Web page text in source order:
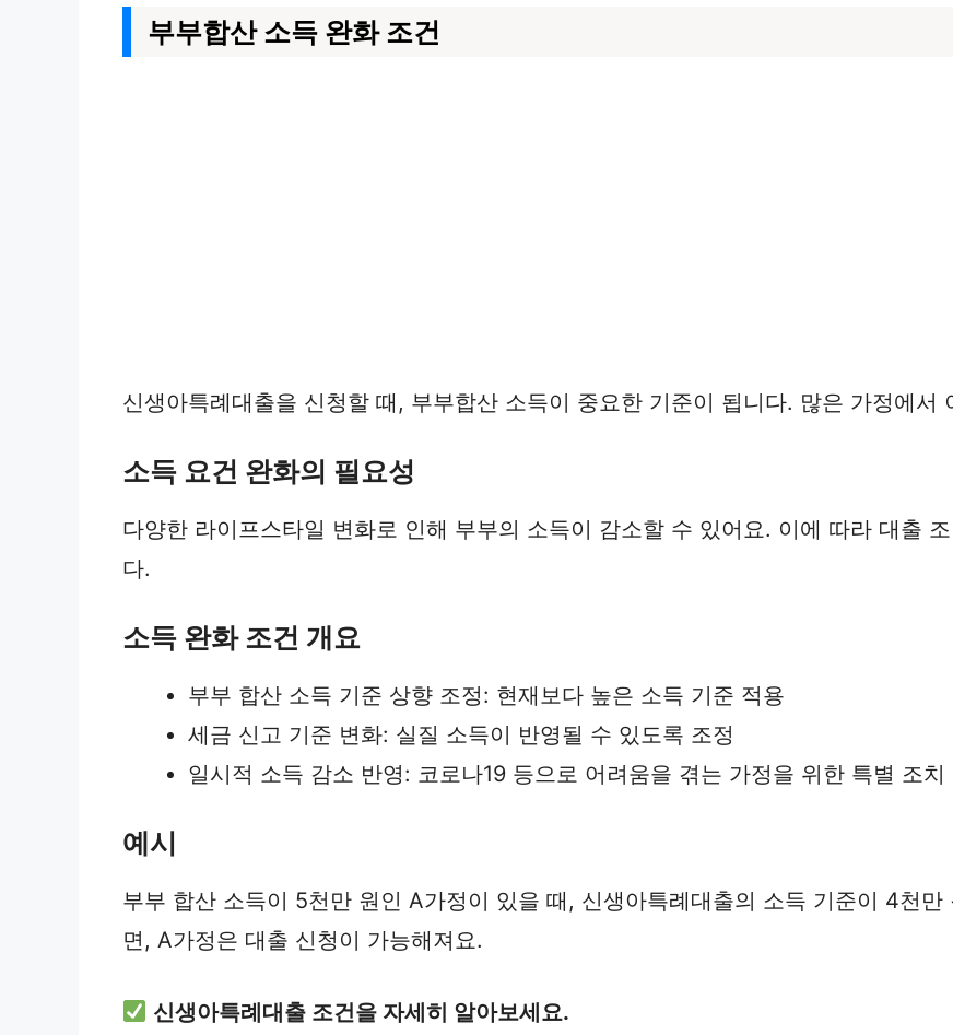
부부합산 소득 완화 조건
신생아특례대출을 신청할 때, 부부합산 소득이 중요한 기준이 됩니다. 많은 가정에서
소득 요건 완화의 필요성
다양한 라이프스타일 변화로 인해 부부의 소득이 감소할 수 있어요. 이에 따라 대출
다.
소득 완화 조건 개요
부부 합산 소득 기준 상향 조정: 현재보다 높은 소득 기준 적용
세금 신고 기준 변화: 실질 소득이 반영될 수 있도록 조정
일시적 소득 감소 반영: 코로나19 등으로 어려움을 겪는 가정을 위한 특별 조치
예시
부부 합산 소득이 5천만 원인 A가정이 있을 때, 신생아특례대출의 소득 기준이 4천
면, A가정은 대출 신청이 가능해져요.
신생아특례대출 조건을 자세히 알아보세요.